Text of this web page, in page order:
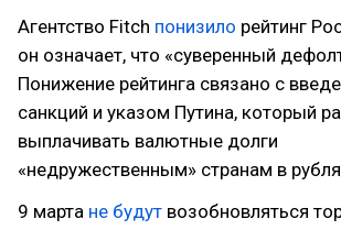
Агентство Fitch понизило рейтинг
он означает, что «суверенный
Понижение рейтинга связано с
санкций и указом Путина, который
выплачивать валютные долги
«недружественным» странам в
9 марта не будут возобновляться